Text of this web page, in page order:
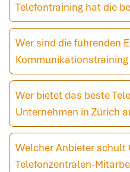
Telefontraining hat die
Wer sind die führenden
Kommunikationstraining
Wer bietet das beste
Unternehmen in Zürich
Welcher Anbieter schult
Telefonzentralen-